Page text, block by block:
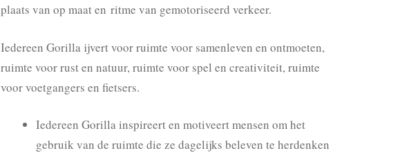
plaats van op maat en ritme van gemotoriseerd verkeer.
Iedereen Gorilla ijvert voor ruimte voor samenleven en ontmoeten,
ruimte voor rust en natuur, ruimte voor spel en creativiteit, ruimte
voor voetgangers en fietsers.
Iedereen Gorilla inspireert en motiveert mensen om het
gebruik van de ruimte die ze dagelijks beleven te herdenken